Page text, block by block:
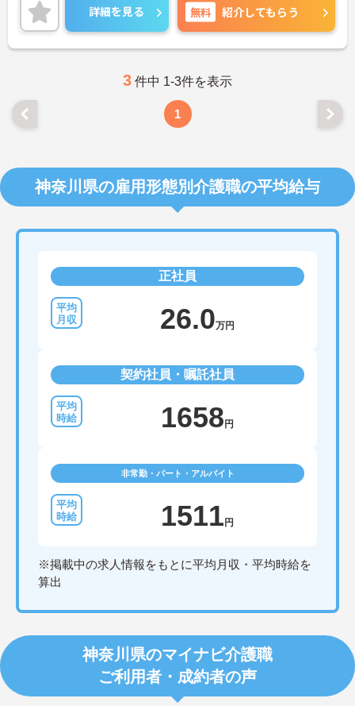
詳細を見る 無料 紹介してもらう
3 件中 1-3件を表示
1
神奈川県の雇用形態別介護職の平均給与
正社員
26.0万円
契約社員・嘱託社員
1658 円
非常勤・パート・アルバイト
1511 円
※掲載中の求人情報をもとに平均月収・平均時給を
算出
神奈川県のマイナビ介護職
ご利用者・成約者の声